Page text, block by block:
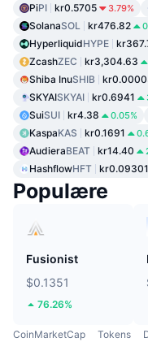
PiPI kr0.5705 3.79%
SolanaSOL kr476.82
HyperliquidHYPE
ZcashZEC kr3,304.63
Shiba InuSHIB
SKYAISKYAI kr0.6941
SuiSUI kr4.38 0.05%
KaspaKAS kr0.1691
AudieraBEAT kr14.40
HashflowHFT kr0.09301
Populære
Fusionist
$0.1351
76.26%
CoinMarketCap Tokens